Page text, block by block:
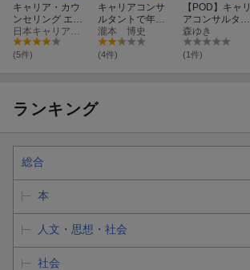
キャリア・カウ
ンセリング エッ
センシャルズ40
0
(5件)
キャリアコンサ
ルタントで年収
1000万円
瀧本 博史
(4件)
【POD】キャリ
アコンサルタン
トの稼ぎ方〜企
業領域でキャリ
ア支援の専門家
森ゆき
(1件)
ランキング
総合
本
人文・思想・社会
社会